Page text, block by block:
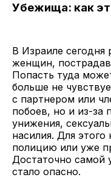
Убежища: как
В Израиле
женщин,
Попасть туда
больше не
с партнером или
побоев, но и из-за
унижения,
насилия. Для
полицию или уже
Достаточно самой
стало опасно.